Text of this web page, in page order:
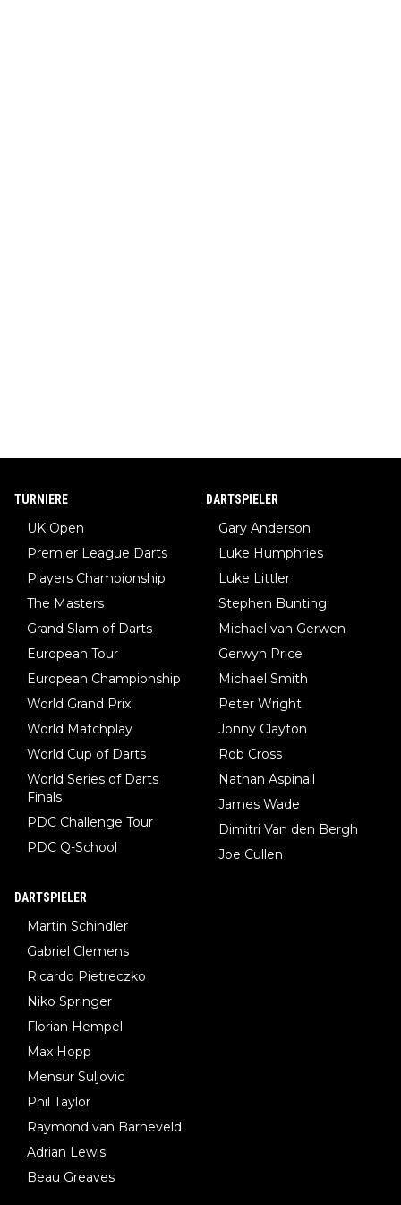
TURNIERE
UK Open
Premier League Darts
Players Championship
The Masters
Grand Slam of Darts
European Tour
European Championship
World Grand Prix
World Matchplay
World Cup of Darts
World Series of Darts
Finals
PDC Challenge Tour
PDC Q-School
DARTSPIELER
Gary Anderson
Luke Humphries
Luke Littler
Stephen Bunting
Michael van Gerwen
Gerwyn Price
Michael Smith
Peter Wright
Jonny Clayton
Rob Cross
Nathan Aspinall
James Wade
Dimitri Van den Bergh
Joe Cullen
DARTSPIELER
Martin Schindler
Gabriel Clemens
Ricardo Pietreczko
Niko Springer
Florian Hempel
Max Hopp
Mensur Suljovic
Phil Taylor
Raymond van Barneveld
Adrian Lewis
Beau Greaves